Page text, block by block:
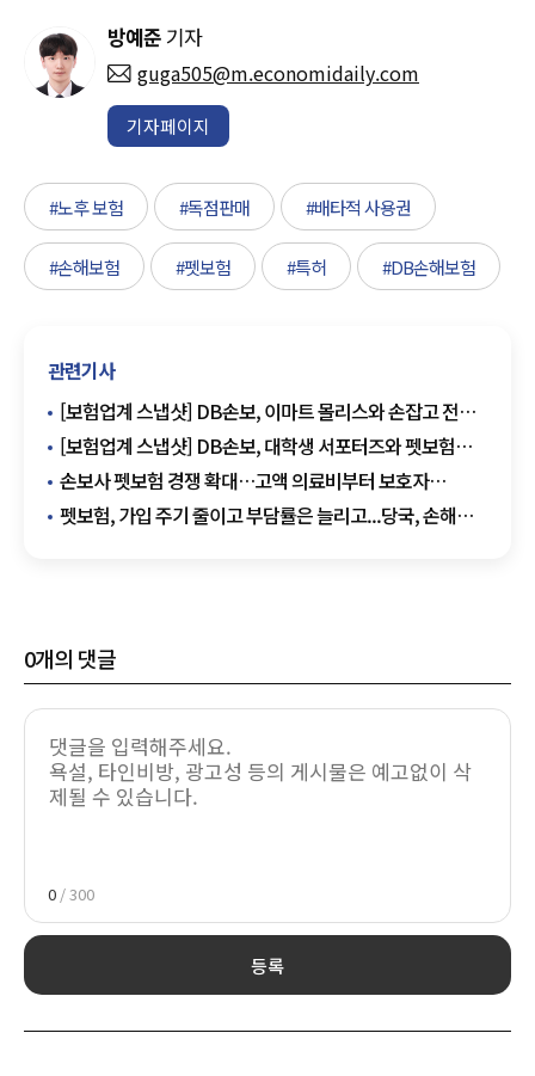
방예준 기자
guga505@m.economidaily.com
기자페이지
#노후 보험 #독점판매 #배타적 사용권
#손해보험 #펫보험 #특허 #DB손해보험
관련기사
[보험업계 스냅샷] DB손보, 이마트 몰리스와 손잡고 전용
펫보험 출시 外
[보험업계 스냅샷] DB손보, 대학생 서포터즈와 펫보험
홍보 활동 진행 外
손보사 펫보험 경쟁 확대…고액 의료비부터 보호자
책임까지 보장
펫보험, 가입 주기 줄이고 부담률은 늘리고...당국, 손해율
0개의 댓글
0 / 300
등록